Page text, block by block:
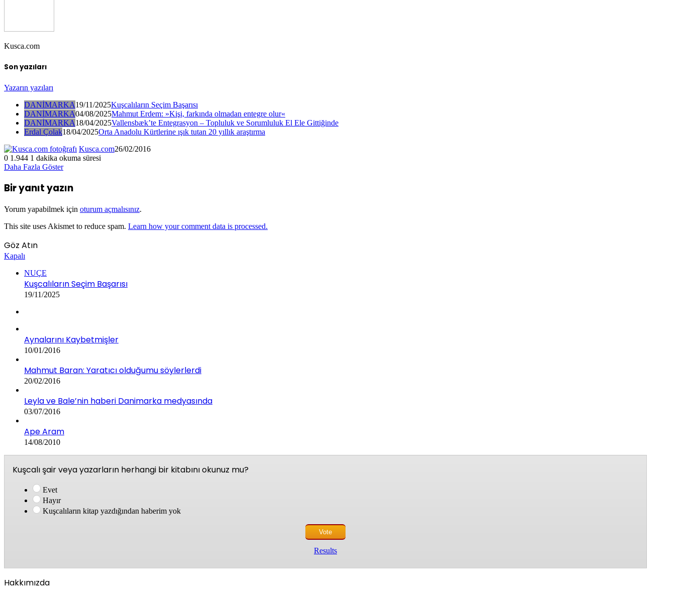
Kusca.com
Son yazıları
Yazarın yazıları
DANİMARKA19/11/2025Kuşcalıların Seçim Başarısı
DANİMARKA04/08/2025Mahmut Erdem: »Kişi, farkında olmadan entegre olur«
DANİMARKA18/04/2025Vallensbæk’te Entegrasyon – Topluluk ve Sorumluluk El Ele Gittiğinde
Erdal Çolak18/04/2025Orta Anadolu Kürtlerine ışık tutan 20 yıllık araştırma
Kusca.com26/02/2016
0 1.944 1 dakika okuma süresi
Daha Fazla Göster
Bir yanıt yazın
Yorum yapabilmek için oturum açmalısınız.
This site uses Akismet to reduce spam. Learn how your comment data is processed.
Göz Atın
Kapalı
NUÇE
Kuşcalıların Seçim Başarısı
19/11/2025
Aynalarını Kaybetmişler
10/01/2016
Mahmut Baran: Yaratıcı olduğumu söylerlerdi
20/02/2016
Leyla ve Bale’nin haberi Danimarka medyasında
03/07/2016
Ape Aram
14/08/2010
Kuşcalı şair veya yazarların herhangi bir kitabını okunuz mu?
Evet
Hayır
Kuşcalıların kitap yazdığından haberim yok
Results
Hakkımızda